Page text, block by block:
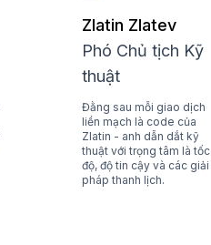
Zlatin Zlatev
Phó Chủ tịch Kỹ
thuật
Đằng sau mỗi giao dịch
liền mạch là code của
Zlatin - anh dẫn dắt kỹ
thuật với trọng tâm là tốc
độ, độ tin cậy và các giải
pháp thanh lịch.